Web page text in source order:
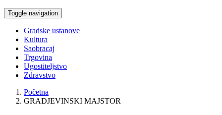
Toggle navigation
Gradske ustanove
Kultura
Saobracaj
Trgovina
Ugostiteljstvo
Zdravstvo
Početna
GRADJEVINSKI MAJSTOR